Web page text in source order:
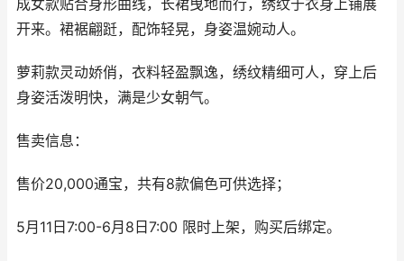
成女款贴合身形曲线，长裙曳地而行，绣纹于衣身上铺展
开来。裙裾翩跹，配饰轻晃，身姿温婉动人。
萝莉款灵动娇俏，衣料轻盈飘逸，绣纹精细可人，穿上后
身姿活泼明快，满是少女朝气。
售卖信息：
售价20,000通宝，共有8款偏色可供选择；
5月11日7:00-6月8日7:00 限时上架，购买后绑定。